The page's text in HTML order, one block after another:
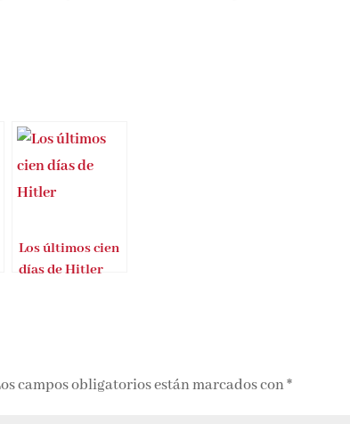
Los últimos cien
días de Hitler
campos obligatorios están marcados con*